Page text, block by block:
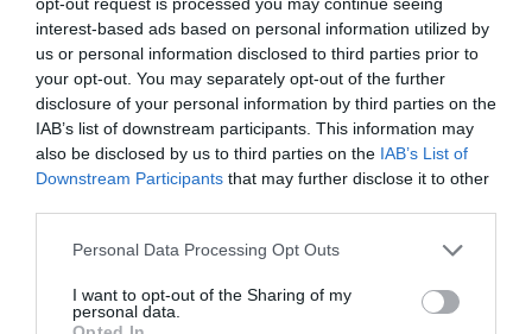
interest-based ads based on personal information utilized by
us or personal information disclosed to third parties prior to
your opt-out. You may separately opt-out of the further
disclosure of your personal information by third parties on the
IAB’s list of downstream participants. This information may
also be disclosed by us to third parties on the IAB’s List of
Downstream Participants that may further disclose it to other
Please note that this website/app uses one or more Google
not limited to your visit or usage behaviour. You may click to
grant or deny consent to Google and its third-party tags to
Personal Data Processing Opt Outs
I want to opt-out of the Sharing of my
personal data.
Σύμη: Ανασύρθηκε σορός άνδρα
κοντά στον όρμο Πανορμίτη
Σορός άνδρα ανασύρθηκε από τη θαλάσσια περιοχή